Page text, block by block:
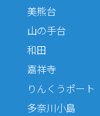
美熊台
山の手台
和田
嘉祥寺
りんくうポート
多奈川小島